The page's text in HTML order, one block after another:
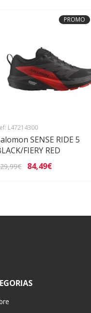
PROMO
L47214300
SENSE RIDE 5
FIERY RED
84,49€